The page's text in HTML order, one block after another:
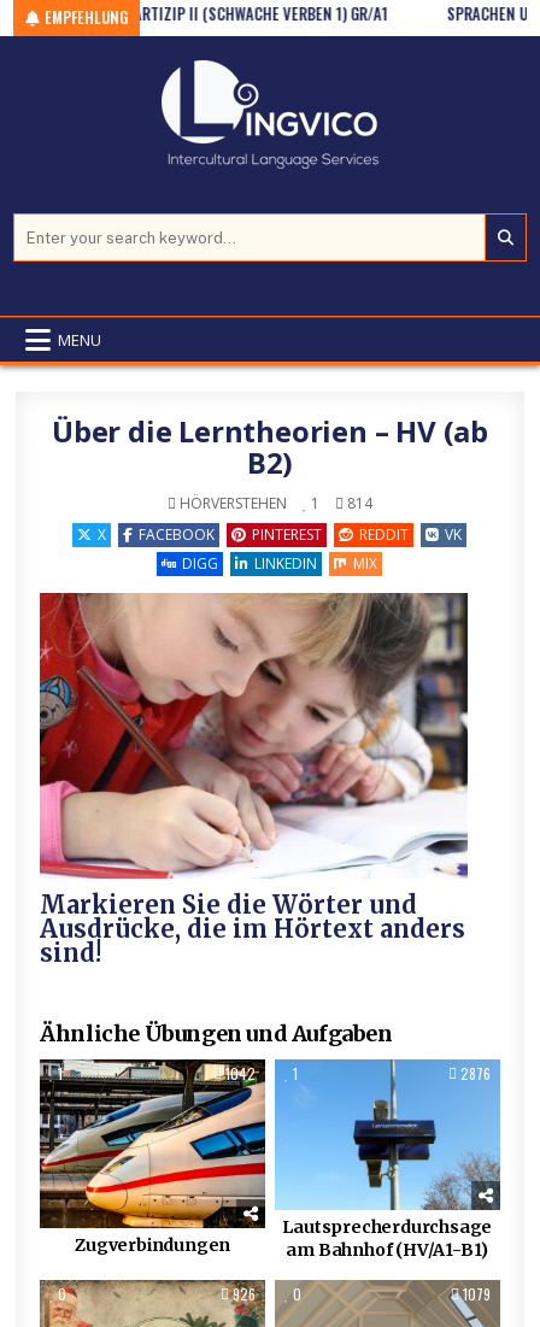
Skip to content
EMPFEHLUNG
PERFEKT UND PARTIZIP II (SCHWACHE VERBEN 1) GR/A1 SPRACHEN UND
MENU
Über die Lerntheorien – HV (ab
B2)
POSTED IN
HÖRVERSTEHEN 1
814
X
FACEBOOK PINTEREST REDDIT
VK
DIGG
LINKEDIN MIX
Markieren Sie die Wörter und
Ausdrücke, die im Hörtext anders
sind!
Ähnliche Übungen und Aufgaben
1 1042
Zugverbindungen
1 2876
Lautsprecherdurchsage
am Bahnhof (HV/A1-B1)
0 926 0 1079